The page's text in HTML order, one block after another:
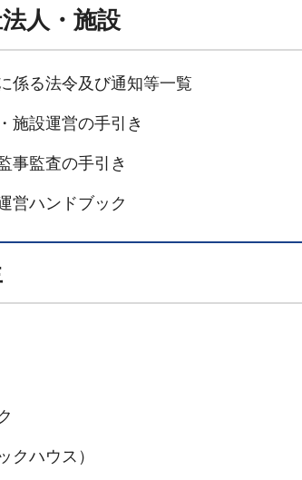
人・施設
係る法令及び通知等一覧
施設運営の手引き
事監査の手引き
営ハンドブック
クハウス）